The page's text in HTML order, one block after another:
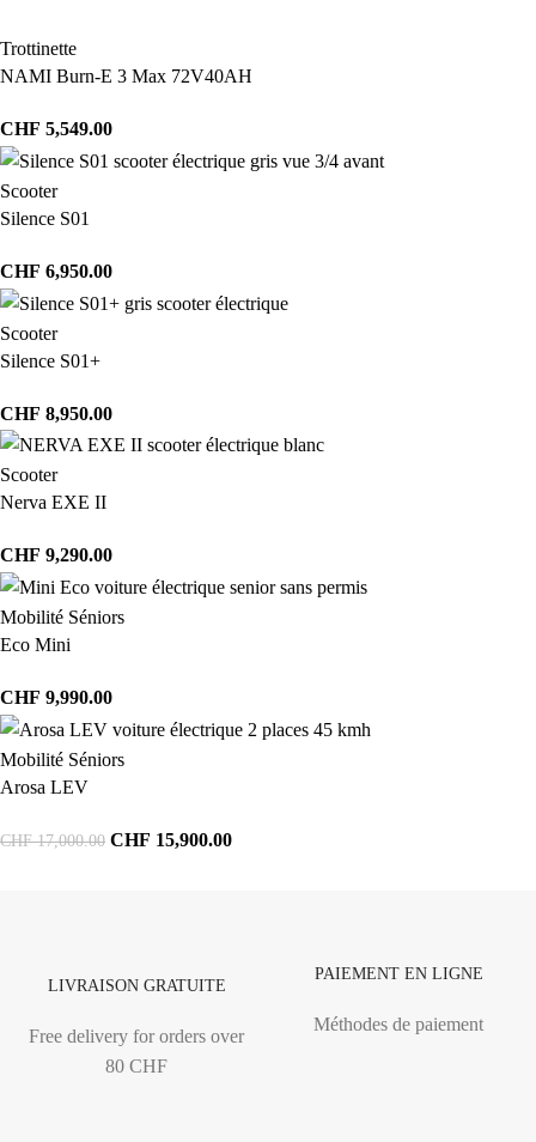
Trottinette
NAMI Burn-E 3 Max 72V40AH
CHF 5,549.00
Scooter
Silence S01
CHF 6,950.00
Scooter
Silence S01+
CHF 8,950.00
Scooter
Nerva EXE II
CHF 9,290.00
Mobilité Séniors
Eco Mini
CHF 9,990.00
Mobilité Séniors
Arosa LEV
CHF17,000.00 CHF 15,900.00
LIVRAISON GRATUITE
Free delivery for orders over
80 CHF
PAIEMENT EN LIGNE
Méthodes de paiement